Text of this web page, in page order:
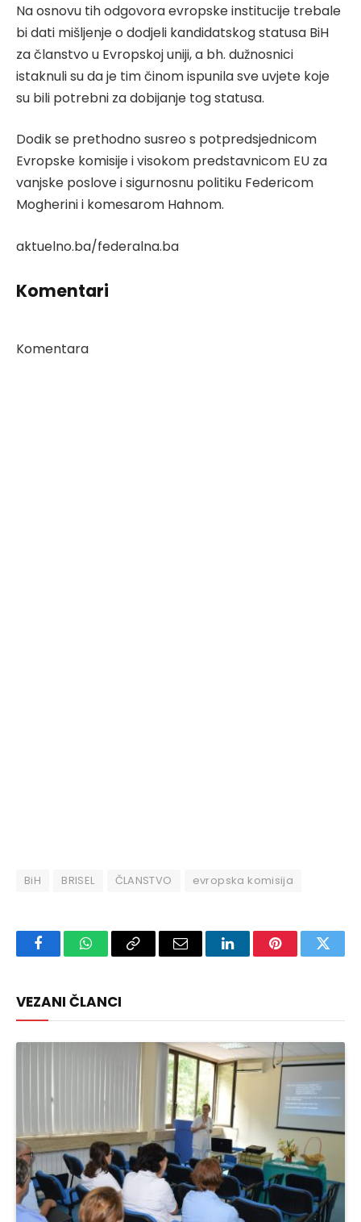
Na osnovu tih odgovora evropske institucije trebale
bi dati mišljenje o dodjeli kandidatskog statusa BiH
za članstvo u Evropskoj uniji, a bh. dužnosnici
istaknuli su da je tim činom ispunila sve uvjete koje
su bili potrebni za dobijanje tog statusa.
Dodik se prethodno susreo s potpredsjednicom
Evropske komisije i visokom predstavnicom EU za
vanjske poslove i sigurnosnu politiku Federicom
Mogherini i komesarom Hahnom.
aktuelno.ba/federalna.ba
Komentari
Komentara
BiH BRISEL ČLANSTVO evropska komisija
FacebookWhatsAppCopy
Email LinkedInPinterest
VEZANI ČLANCI